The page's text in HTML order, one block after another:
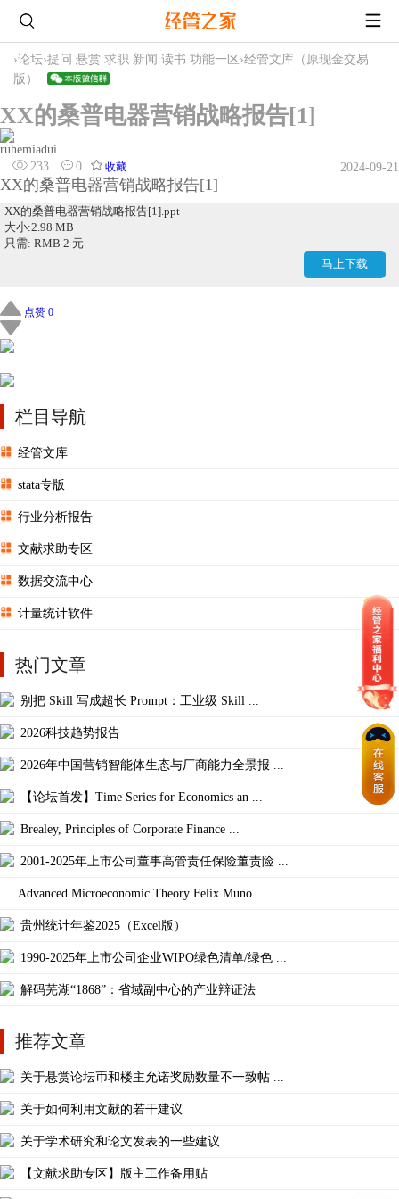
›论坛›提问 悬赏 求职 新闻 读书 功能一区 ›经管文库（原现金交易
版）
XX的桑普电器营销战略报告[1]
ruhemiadui
233
0 收藏 2024-09-21
XX的桑普电器营销战略报告[1]
XX的桑普电器营销战略报告[1].ppt
大小:2.98 MB
只需: RMB 2 元
马上下载
点赞 0
栏目导航
经管文库
stata专版
行业分析报告
文献求助专区
数据交流中心
计量统计软件
热门文章
别把 Skill 写成超长 Prompt：工业级 Skill ...
2026科技趋势报告
2026年中国营销智能体生态与厂商能力全景报 ...
【论坛首发】Time Series for Economics an ...
Brealey, Principles of Corporate Finance ...
2001-2025年上市公司董事高管责任保险董责险 ...
Advanced Microeconomic Theory Felix Muno ...
贵州统计年鉴2025（Excel版）
1990-2025年上市公司企业WIPO绿色清单/绿色 ...
解码芜湖“1868”：省域副中心的产业辩证法
推荐文章
关于悬赏论坛币和楼主允诺奖励数量不一致帖 ...
关于如何利用文献的若干建议
关于学术研究和论文发表的一些建议
【文献求助专区】版主工作备用贴